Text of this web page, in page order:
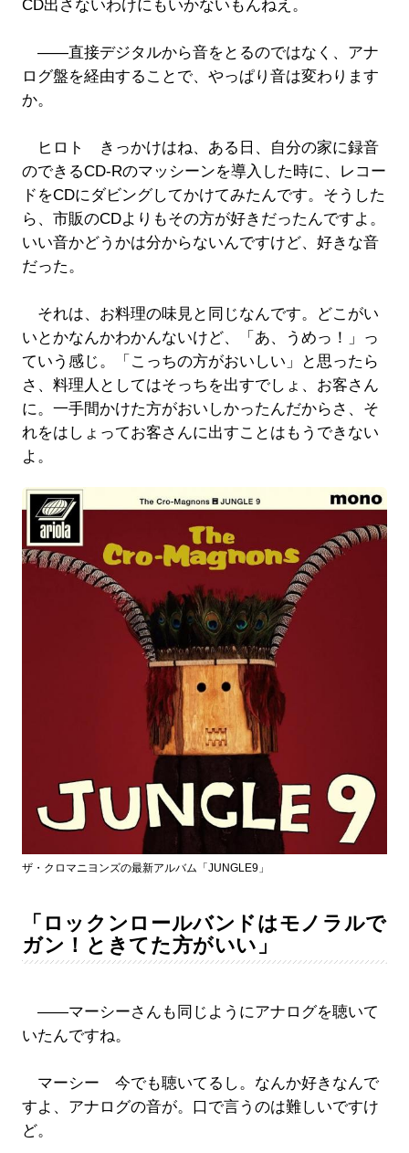
CD出さないわけにもいかないもんねえ。
――直接デジタルから音をとるのではなく、アナ
ログ盤を経由することで、やっぱり音は変わります
か。
ヒロト きっかけはね、ある日、自分の家に録音
のできるCD-Rのマッシーンを導入した時に、レコー
ドをCDにダビングしてかけてみたんです。そうした
ら、市販のCDよりもその方が好きだったんですよ。
いい音かどうかは分からないんですけど、好きな音
だった。
それは、お料理の味見と同じなんです。どこがい
いとかなんかわかんないけど、「あ、うめっ！」っ
ていう感じ。「こっちの方がおいしい」と思ったら
さ、料理人としてはそっちを出すでしょ、お客さん
に。一手間かけた方がおいしかったんだからさ、そ
れをはしょってお客さんに出すことはもうできない
よ。
ザ・クロマニヨンズの最新アルバム「JUNGLE9」
「ロックンロールバンドはモノラルで
ガン！ときてた方がいい」
――マーシーさんも同じようにアナログを聴いて
いたんですね。
マーシー 今でも聴いてるし。なんか好きなんで
すよ、アナログの音が。口で言うのは難しいですけ
ど。